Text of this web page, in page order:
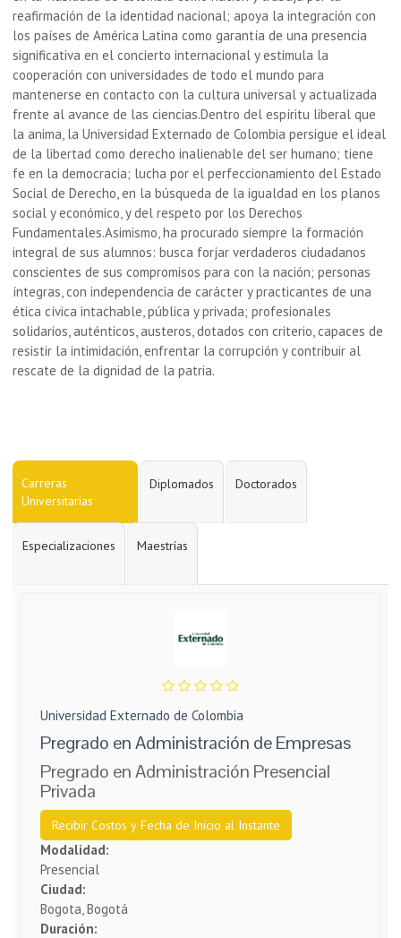
reafirmación de la identidad nacional; apoya la integración con
los países de América Latina como garantía de una presencia
significativa en el concierto internacional y estimula la
cooperación con universidades de todo el mundo para
mantenerse en contacto con la cultura universal y actualizada
frente al avance de las ciencias.Dentro del espíritu liberal que
la anima, la Universidad Externado de Colombia persigue el ideal
de la libertad como derecho inalienable del ser humano; tiene
fe en la democracia; lucha por el perfeccionamiento del Estado
Social de Derecho, en la búsqueda de la igualdad en los planos
social y económico, y del respeto por los Derechos
Fundamentales.Asimismo, ha procurado siempre la formación
integral de sus alumnos: busca forjar verdaderos ciudadanos
conscientes de sus compromisos para con la nación; personas
íntegras, con independencia de carácter y practicantes de una
ética cívica intachable, pública y privada; profesionales
solidarios, auténticos, austeros, dotados con criterio, capaces de
resistir la intimidación, enfrentar la corrupción y contribuir al
rescate de la dignidad de la patria.
Carreras
Universitarias
Diplomados Doctorados
Especializaciones Maestrías
Universidad Externado de Colombia
Pregrado en Administración de Empresas
Pregrado en Administración Presencial
Privada
Recibir Costos y Fecha de Inicio al Instante
Modalidad:
Presencial
Ciudad:
Bogota, Bogotá
Duración: